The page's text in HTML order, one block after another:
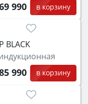
990 в корзину
BLACK
990 в корзину